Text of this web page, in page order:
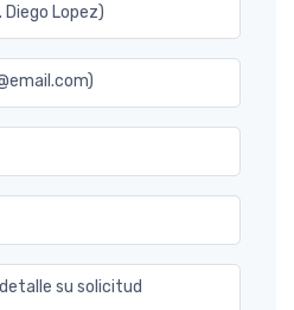
Lopez)
su solicitud